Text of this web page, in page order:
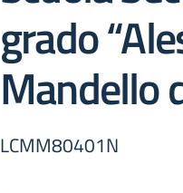
grado
Mandello
LCMM80401N